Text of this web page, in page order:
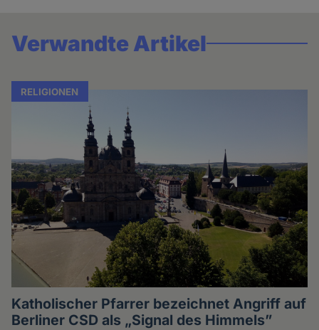
Verwandte Artikel
RELIGIONEN
Katholischer Pfarrer bezeichnet Angriff auf
Berliner CSD als „Signal des Himmels”